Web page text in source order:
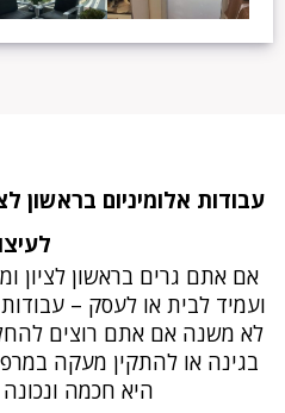
עבודות אלומיניום בראשון
אם אתם גרים בראשון לציון
ועמיד לבית או לעסק –
לא משנה אם אתם רוצים
בגינה או להתקין מעקה
היא חכמה